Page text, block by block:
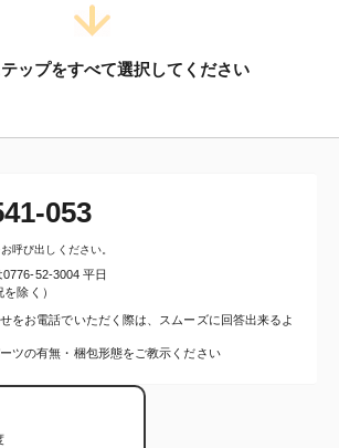
ップをすべて選択してください
053
お呼び出しください。
0776-52-3004 平日
除く）
をお電話でいただく際は、スムーズに回答出来るよ
ツの有無・梱包形態をご教示ください